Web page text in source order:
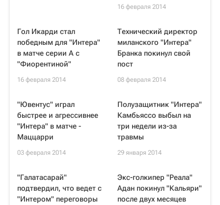
16 февраля 2014
Гол Икарди стал
победным для "Интера"
в матче серии А с
"Фиорентиной"
16 февраля 2014
Технический директор
миланского "Интера"
Бранка покинул свой
пост
08 февраля 2014
"Ювентус" играл
быстрее и агрессивнее
"Интера" в матче -
Маццарри
03 февраля 2014
Полузащитник "Интера"
Камбьяссо выбыл на
три недели из-за
травмы
29 января 2014
"Галатасарай"
подтвердил, что ведет с
"Интером" переговоры
Экс-голкипер "Реала"
Адан покинул "Кальяри"
после двух месяцев